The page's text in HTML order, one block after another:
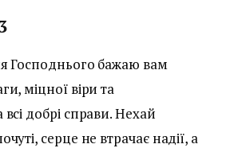
Господнього бажаю вам
міцної віри та
добрі справи. Нехай
серце не втрачає надії, а